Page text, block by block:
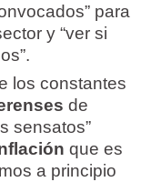
para
y “ver si
los constantes
de
sensatos”
que es
a principio